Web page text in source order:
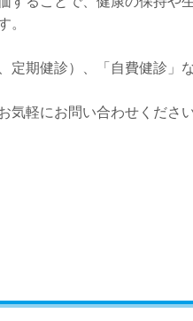
。
定期健診）、「自費健診」
軽にお問い合わせください